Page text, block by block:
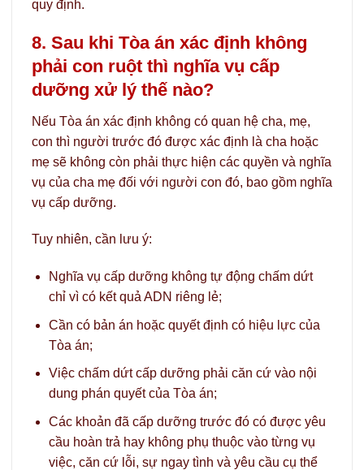
quy định.
8. Sau khi Tòa án xác định không
phải con ruột thì nghĩa vụ cấp
dưỡng xử lý thế nào?
Nếu Tòa án xác định không có quan hệ cha, mẹ,
con thì người trước đó được xác định là cha hoặc
mẹ sẽ không còn phải thực hiện các quyền và nghĩa
vụ của cha mẹ đối với người con đó, bao gồm nghĩa
vụ cấp dưỡng.
Tuy nhiên, cần lưu ý:
Nghĩa vụ cấp dưỡng không tự động chấm dứt
chỉ vì có kết quả ADN riêng lẻ;
Cần có bản án hoặc quyết định có hiệu lực của
Tòa án;
Việc chấm dứt cấp dưỡng phải căn cứ vào nội
dung phán quyết của Tòa án;
Các khoản đã cấp dưỡng trước đó có được yêu
cầu hoàn trả hay không phụ thuộc vào từng vụ
việc, căn cứ lỗi, sự ngay tình và yêu cầu cụ thể